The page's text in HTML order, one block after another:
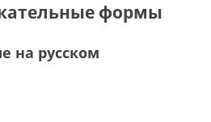
формы
на русском